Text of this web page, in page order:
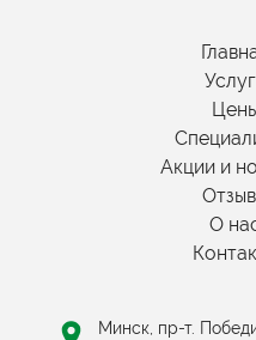
Акции и
О
Минск, пр-т.